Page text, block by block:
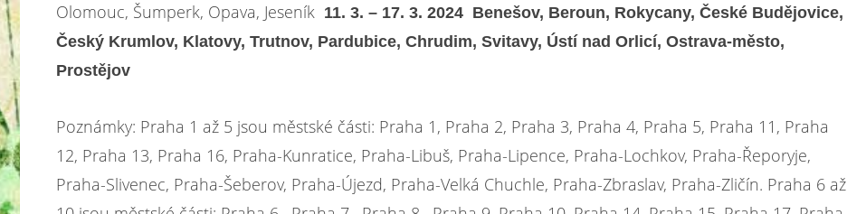
Olomouc, Šumperk, Opava, Jeseník 11. 3. – 17. 3. 2024 Benešov, Beroun, Rokycany, České Budějovice,
Český Krumlov, Klatovy, Trutnov, Pardubice, Chrudim, Svitavy, Ústí nad Orlicí, Ostrava-město,
Prostějov
Poznámky: Praha 1 až 5 jsou městské části: Praha 1, Praha 2, Praha 3, Praha 4, Praha 5, Praha 11, Praha
12, Praha 13, Praha 16, Praha-Kunratice, Praha-Libuš, Praha-Lipence, Praha-Lochkov, Praha-Řeporyje,
Praha-Slivenec, Praha-Šeberov, Praha-Újezd, Praha-Velká Chuchle, Praha-Zbraslav, Praha-Zličín. Praha 6 až